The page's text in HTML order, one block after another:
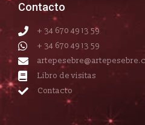
Contacto
+ 34 670 49 13 59
+ 34 670 49 13 59
Libro de visitas
Contacto